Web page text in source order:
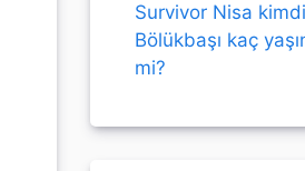
Survivor Nisa
Bölükbaşı kaç
mi?